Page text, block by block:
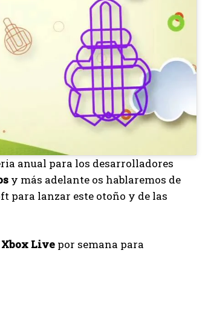
anual para los desarrolladores
y más adelante os hablaremos de
para lanzar este otoño y de las
Xbox Live por semana para